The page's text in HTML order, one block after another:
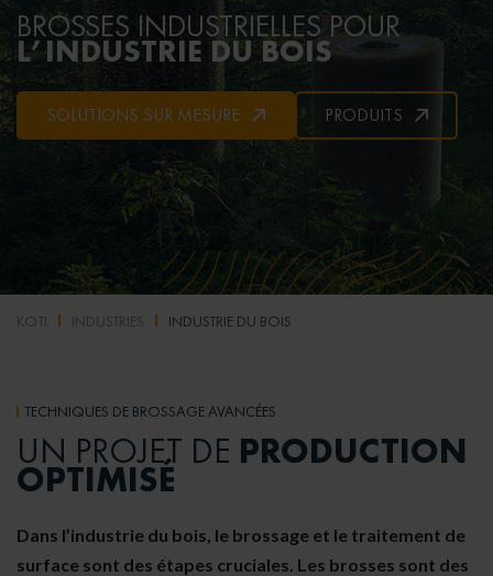
BROSSES INDUSTRIELLES POUR
L’INDUSTRIE DU BOIS
SOLUTIONS SUR MESURE PRODUITS
KOTI INDUSTRIES INDUSTRIE DU BOIS
TECHNIQUES DE BROSSAGE AVANCÉES
UN PROJET DE PRODUCTION
OPTIMISÉ
Dans l’industrie du bois, le brossage et le traitement de
surface sont des étapes cruciales. Les brosses sont des